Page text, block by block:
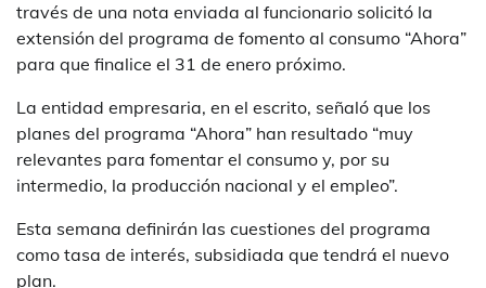
través de una nota enviada al funcionario solicitó la
extensión del programa de fomento al consumo “Ahora”
para que finalice el 31 de enero próximo.
La entidad empresaria, en el escrito, señaló que los
planes del programa “Ahora” han resultado “muy
relevantes para fomentar el consumo y, por su
intermedio, la producción nacional y el empleo”.
Esta semana definirán las cuestiones del programa
como tasa de interés, subsidiada que tendrá el nuevo
plan.